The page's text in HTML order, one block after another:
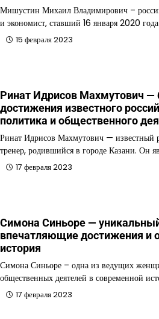
Мишустин Михаил Владимирович –
и экономист, ставший 16 января 2020
15 февраля 2023
Ринат Идрисов Махмутович —
достижения известного
политика и общественного
Ринат Идрисов Махмутович — известный
тренер, родившийся в городе Казани. Он
17 февраля 2023
Симона Синьоре — уникальный
впечатляющие достижения и
история
Симона Синьоре – одна из ведущих
общественных деятелей в современной
17 февраля 2023